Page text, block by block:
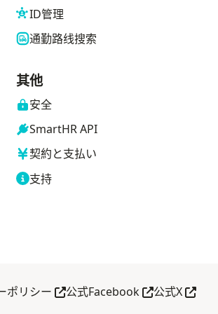
ID管理
通勤路线搜索
其他
安全
SmartHR API
契約と支払い
支持
开
ポリシー 在新标签页中打开
公式Facebook在新标签页中打
公式X在新